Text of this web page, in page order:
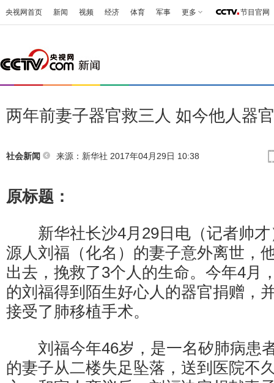
央视网首页 新闻 视频 经济 体育 军事 更多 节目官网
两年前妻子器官救三人 如今他人器
社会新闻 来源： 新华社 2017年04月29日 10:38
原标题：
新华社长沙4月29日电（记者帅才
源人刘福（化名）的妻子意外离世，
出去，挽救了3个人的生命。今年4月
的刘福得到陌生好心人的器官捐赠，
接受了肺移植手术。
刘福今年46岁，是一名矽肺病患
的妻子从二楼失足坠落，送到医院不